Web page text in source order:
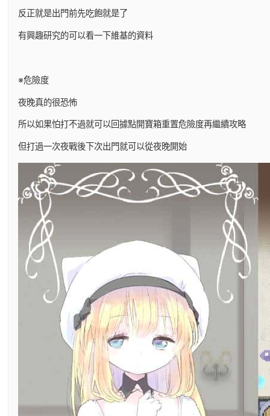
反正就是出門前先吃飽就是了
有興趣研究的可以看一下維基的資料
※危險度
夜晚真的很恐怖
所以如果怕打不過就可以回據點開寶箱重置危險度再繼續攻略
但打過一次夜戰後下次出門就可以從夜晚開始